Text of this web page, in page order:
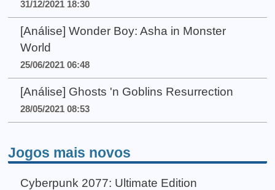
31/12/2021 18:30
[Análise] Wonder Boy: Asha in Monster
World
25/06/2021 06:48
[Análise] Ghosts 'n Goblins Resurrection
28/05/2021 08:53
Jogos mais novos
Cyberpunk 2077: Ultimate Edition